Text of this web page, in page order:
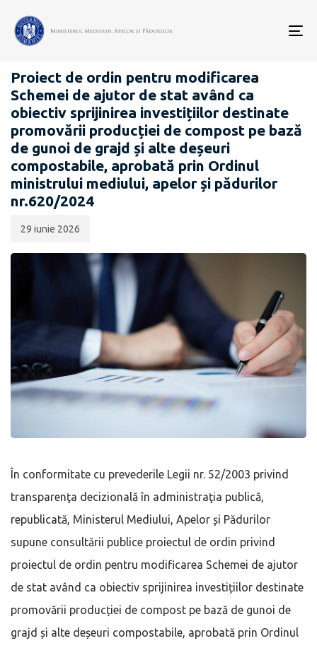
PROIECTE ACTE NORMATIVE
Proiect de ordin pentru modificarea
Schemei de ajutor de stat având ca
obiectiv sprijinirea investițiilor destinate
promovării producției de compost pe bază
de gunoi de grajd și alte deșeuri
compostabile, aprobată prin Ordinul
ministrului mediului, apelor și pădurilor
nr.620/2024
publicării:
29 iunie 2026
În conformitate cu prevederile Legii nr. 52/2003 privind
transparenţa decizională în administraţia publică,
republicată, Ministerul Mediului, Apelor și Pădurilor
supune consultării publice proiectul de ordin privind
proiectul de ordin pentru modificarea Schemei de ajutor
de stat având ca obiectiv sprijinirea investițiilor destinate
promovării producției de compost pe bază de gunoi de
grajd și alte deșeuri compostabile, aprobată prin Ordinul